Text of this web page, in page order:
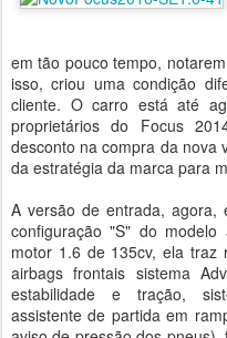
em tão pouco tempo,
isso, criou uma condição
cliente. O carro está até
proprietários do Focus
desconto na compra da nova
da estratégia da marca para
A versão de entrada,
configuração "S" do modelo
motor 1.6 de 135cv, ela traz
airbags frontais sistema
estabilidade e tração,
assistente de partida em